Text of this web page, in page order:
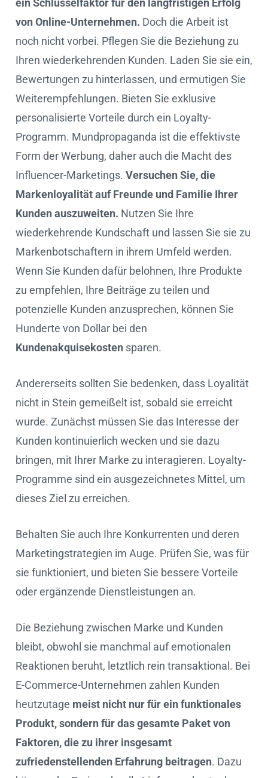
ein Schlüsselfaktor für den langfristigen Erfolg
von Online-Unternehmen. Doch die Arbeit ist
noch nicht vorbei. Pflegen Sie die Beziehung zu
Ihren wiederkehrenden Kunden. Laden Sie sie ein,
Bewertungen zu hinterlassen, und ermutigen Sie
Weiterempfehlungen. Bieten Sie exklusive
personalisierte Vorteile durch ein Loyalty-
Programm. Mundpropaganda ist die effektivste
Form der Werbung, daher auch die Macht des
Influencer-Marketings. Versuchen Sie, die
Markenloyalität auf Freunde und Familie Ihrer
Kunden auszuweiten. Nutzen Sie Ihre
wiederkehrende Kundschaft und lassen Sie sie zu
Markenbotschaftern in ihrem Umfeld werden.
Wenn Sie Kunden dafür belohnen, Ihre Produkte
zu empfehlen, Ihre Beiträge zu teilen und
potenzielle Kunden anzusprechen, können Sie
Hunderte von Dollar bei den
Kundenakquisekosten sparen.
Andererseits sollten Sie bedenken, dass Loyalität
nicht in Stein gemeißelt ist, sobald sie erreicht
wurde. Zunächst müssen Sie das Interesse der
Kunden kontinuierlich wecken und sie dazu
bringen, mit Ihrer Marke zu interagieren. Loyalty-
Programme sind ein ausgezeichnetes Mittel, um
dieses Ziel zu erreichen.
Behalten Sie auch Ihre Konkurrenten und deren
Marketingstrategien im Auge. Prüfen Sie, was für
sie funktioniert, und bieten Sie bessere Vorteile
oder ergänzende Dienstleistungen an.
Die Beziehung zwischen Marke und Kunden
bleibt, obwohl sie manchmal auf emotionalen
Reaktionen beruht, letztlich rein transaktional. Bei
E-Commerce-Unternehmen zahlen Kunden
heutzutage meist nicht nur für ein funktionales
Produkt, sondern für das gesamte Paket von
Faktoren, die zu ihrer insgesamt
zufriedenstellenden Erfahrung beitragen. Dazu